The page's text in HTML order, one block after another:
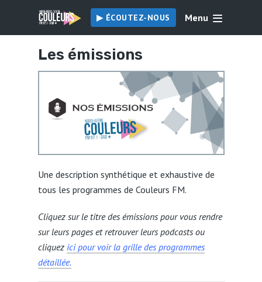
▶︎ ÉCOUTEZ-NOUS Menu
Les émissions
Une description synthétique et exhaustive de
tous les programmes de Couleurs FM.
Cliquez sur le titre des émissions pour vous rendre
sur leurs pages et retrouver leurs podcasts ou
cliquez ici pour voir la grille des programmes
détaillée.